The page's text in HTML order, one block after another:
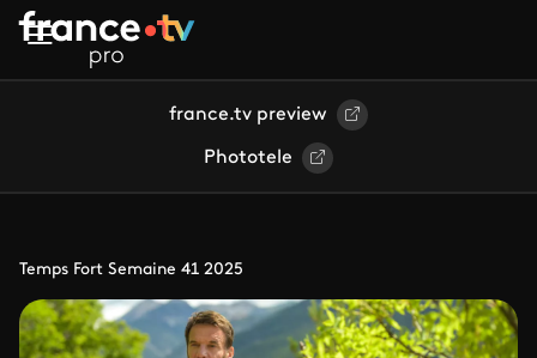
Aller au contenu principal
france.tv preview
Phototele
Temps Fort Semaine 41 2025